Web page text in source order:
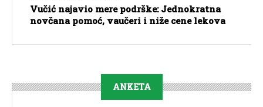
Vučić najavio mere podrške: Jednokratna
novčana pomoć, vaučeri i niže cene lekova
ANKETA